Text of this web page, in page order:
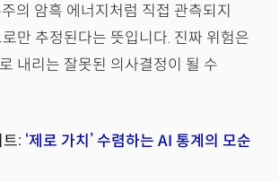
의 암흑 에너지처럼 직접 관측되지
만 추정된다는 뜻입니다. 진짜 위험은
내리는 잘못된 의사결정이 될 수
: ‘제로 가치’ 수렴하는 AI 통계의 모순